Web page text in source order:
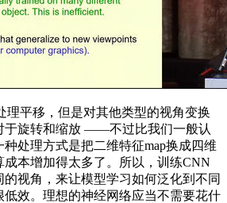
平移，但是对其他类型的视角变换
于旋转和缩放 ——不过比我们一般认
处理方式是把二维特征map换成四维
本增加得太多了。所以，训练CNN
视角，来让模型学习如何泛化到不同
低效。理想的神经网络应当不需要花什